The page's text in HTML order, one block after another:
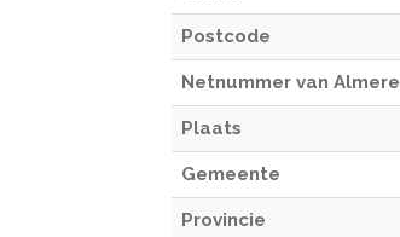
Postcode
Netnummer van Almere
Plaats
Gemeente
Provincie